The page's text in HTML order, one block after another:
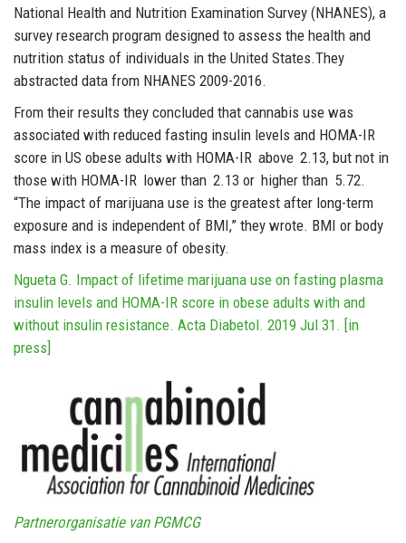
National Health and Nutrition Examination Survey (NHANES), a
survey research program designed to assess the health and
nutrition status of individuals in the United States.They
abstracted data from NHANES 2009-2016.
From their results they concluded that cannabis use was
associated with reduced fasting insulin levels and HOMA-IR
score in US obese adults with HOMA-IR above 2.13, but not in
those with HOMA-IR lower than 2.13 or higher than 5.72.
“The impact of marijuana use is the greatest after long-term
exposure and is independent of BMI,” they wrote. BMI or body
mass index is a measure of obesity.
Ngueta G. Impact of lifetime marijuana use on fasting plasma
insulin levels and HOMA-IR score in obese adults with and
without insulin resistance. Acta Diabetol. 2019 Jul 31. [in
press]
Partnerorganisatie van PGMCG